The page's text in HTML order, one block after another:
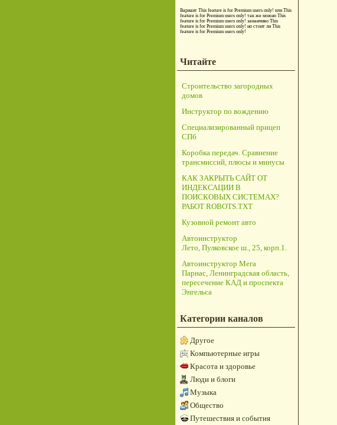
Вариант This feature is for Premium users only! или This
feature is for Premium users only! так же можно This
feature is for Premium users only! заманчиво This
feature is for Premium users only! но стоит ли This
feature is for Premium users only!
Читайте
Строительство загородных
домов
Инструктор по вождению
Специализированный прицеп
СПб
Коробка передач. Сравнение
трансмиссий, плюсы и минусы
КАК ЗАКРЫТЬ САЙТ ОТ
ИНДЕКСАЦИИ В
ПОИСКОВЫХ СИСТЕМАХ?
РАБОТ ROBOTS.TXT
Кузовной ремонт авто
Автоинструктор
Лето, Пулковское ш., 25, корп.1.
Автоинструктор Мега
Парнас, Ленинградская область,
пересечение КАД и проспекта
Энгельса
Категории каналов
Другое
Компьютерные игры
Красота и здоровье
Люди и блоги
Музыка
Общество
Путешествия и события